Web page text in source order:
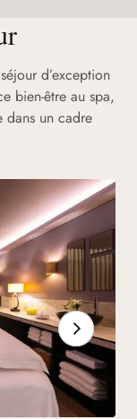
d’exception
bien-être au spa,
dans un cadre